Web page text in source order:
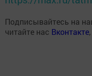
Подписывайтесь на
читайте нас Вконтакте,